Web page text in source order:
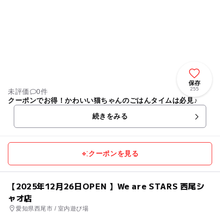
保存
255
未評価
0件
クーポンでお得！かわいい猫ちゃんのごはんタイムは必見♪
続きをみる
クーポンを見る
【2025年12月26日OPEN 】We are STARS 西尾シ
ャオ店
愛知県西尾市 / 室内遊び場